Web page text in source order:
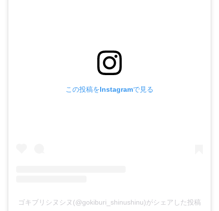
この投稿をInstagramで見る
ゴキブリシヌシヌ(@gokiburi_shinushinu)がシェアした投稿